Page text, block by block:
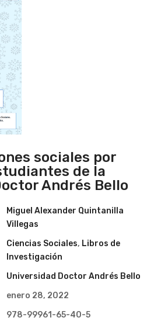
sociales por
de la
Andrés Bello
Miguel Alexander Quintanilla
Villegas
Ciencias Sociales, Libros de
Investigación
Universidad Doctor Andrés Bello
enero 28, 2022
978-99961-65-40-5